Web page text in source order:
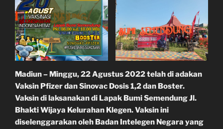
Madiun – Minggu, 22 Agustus 2022 telah di adakan
Vaksin Pfizer dan Sinovac Dosis 1,2 dan Boster.
Vaksin di laksanakan di Lapak Bumi Semendung Jl.
Bhakti Wijaya Kelurahan Klegen. Vaksin ini
diselenggarakan oleh Badan Intelegen Negara yang